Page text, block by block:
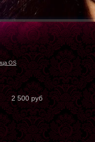
OS
2 500 руб